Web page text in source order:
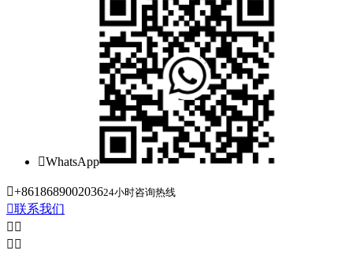
WhatsApp
+861868900203624小时咨询热线
联系我们
 
 